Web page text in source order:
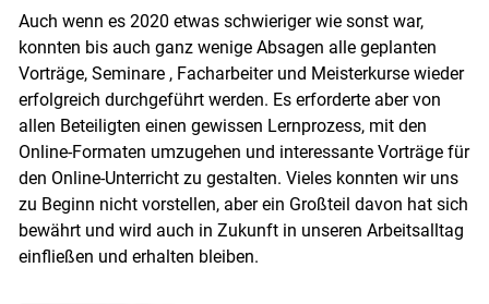
Auch wenn es 2020 etwas schwieriger wie sonst war,
konnten bis auch ganz wenige Absagen alle geplanten
Vorträge, Seminare , Facharbeiter und Meisterkurse wieder
erfolgreich durchgeführt werden. Es erforderte aber von
allen Beteiligten einen gewissen Lernprozess, mit den
Online-Formaten umzugehen und interessante Vorträge für
den Online-Unterricht zu gestalten. Vieles konnten wir uns
zu Beginn nicht vorstellen, aber ein Großteil davon hat sich
bewährt und wird auch in Zukunft in unseren Arbeitsalltag
einfließen und erhalten bleiben.